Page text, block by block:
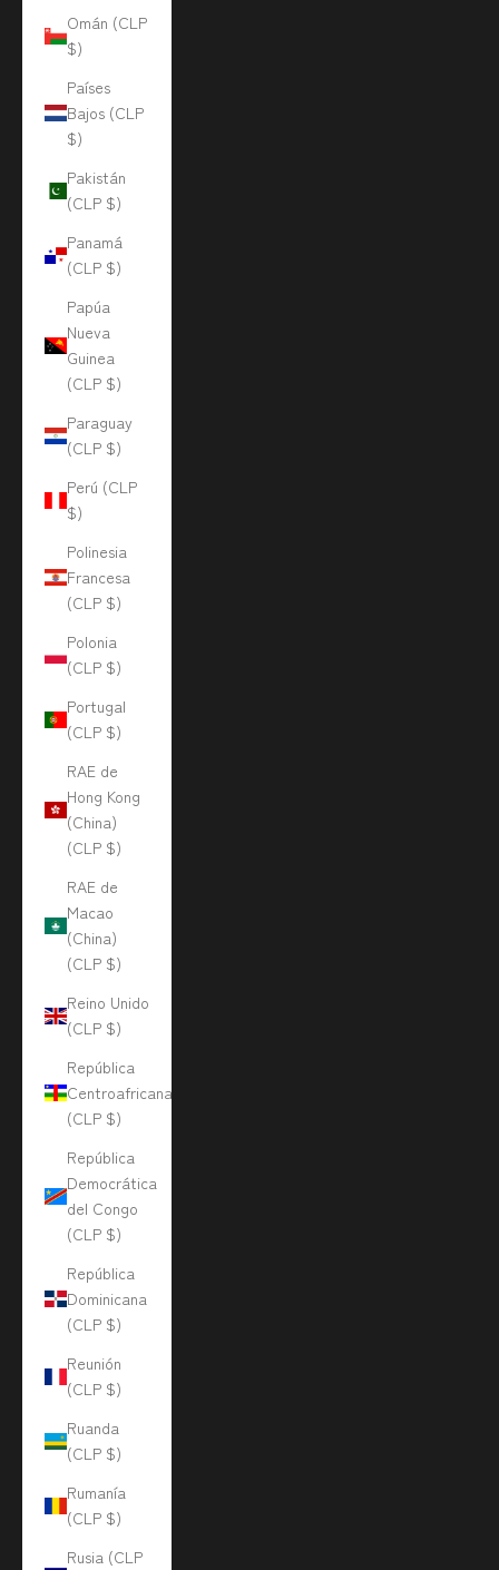
Omán (CLP
$)
Países
Bajos (CLP
$)
Pakistán
(CLP $)
Panamá
(CLP $)
Papúa
Nueva
Guinea
(CLP $)
Paraguay
(CLP $)
Perú (CLP
$)
Polinesia
Francesa
(CLP $)
Polonia
(CLP $)
Portugal
(CLP $)
RAE de
Hong Kong
(China)
(CLP $)
RAE de
Macao
(China)
(CLP $)
Reino Unido
(CLP $)
República
Centroafricana
(CLP $)
República
Democrática
del Congo
(CLP $)
República
Dominicana
(CLP $)
Reunión
(CLP $)
Ruanda
(CLP $)
Rumanía
(CLP $)
Rusia (CLP